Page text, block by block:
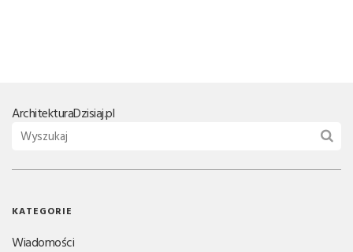
ArchitekturaDzisiaj.pl
KATEGORIE
Wiadomości